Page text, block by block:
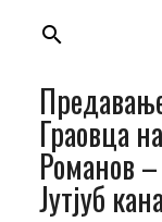
search
Граовца
Романов
Јутјуб